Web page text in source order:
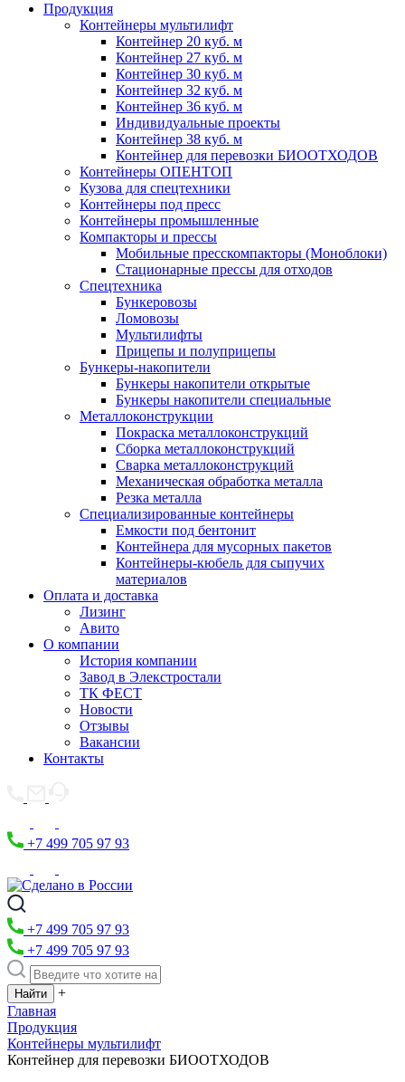
Продукция
Контейнеры мультилифт
Контейнер 20 куб. м
Контейнер 27 куб. м
Контейнер 30 куб. м
Контейнер 32 куб. м
Контейнер 36 куб. м
Индивидуальные проекты
Контейнер 38 куб. м
Контейнер для перевозки БИООТХОДОВ
Контейнеры ОПЕНТОП
Кузова для спецтехники
Контейнеры под пресс
Контейнеры промышленные
Компакторы и прессы
Мобильные пресскомпакторы (Моноблоки)
Стационарные прессы для отходов
Спецтехника
Бункеровозы
Ломовозы
Мультилифты
Прицепы и полуприцепы
Бункеры-накопители
Бункеры накопители открытые
Бункеры накопители специальные
Металлоконструкции
Покраска металлоконструкций
Сборка металлоконструкций
Сварка металлоконструкций
Механическая обработка металла
Резка металла
Специализированные контейнеры
Емкости под бентонит
Контейнера для мусорных пакетов
Контейнеры-кюбель для сыпучих
материалов
Оплата и доставка
Лизинг
Авито
О компании
История компании
Завод в Элекстростали
ТК ФЕСТ
Новости
Отзывы
Вакансии
Контакты
+7 499 705 97 93
+7 499 705 97 93
+7 499 705 97 93
+
Главная
Продукция
Контейнеры мультилифт
Контейнер для перевозки БИООТХОДОВ